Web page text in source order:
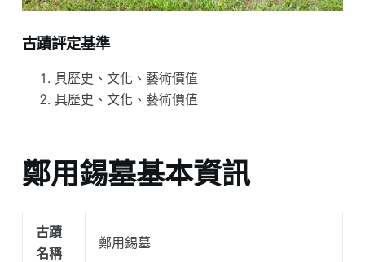
古蹟評定基準
具歷史、文化、藝術價值
具歷史、文化、藝術價值
鄭用錫墓基本資訊
古蹟
名稱
鄭用錫墓